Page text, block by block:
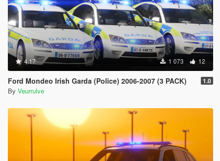
4.17 1 073 12
Ford Mondeo Irish Garda (Police) 2006-2007 (3 PACK) 1.0
By Veurrulve